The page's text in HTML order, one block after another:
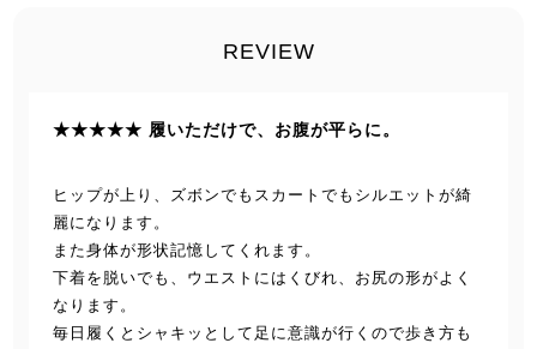
REVIEW
★★★★★ 履いただけで、お腹が平らに。
ヒップが上り、ズボンでもスカートでもシルエットが綺
麗になります。
また身体が形状記憶してくれます。
下着を脱いでも、ウエストにはくびれ、お尻の形がよく
なります。
毎日履くとシャキッとして足に意識が行くので歩き方も